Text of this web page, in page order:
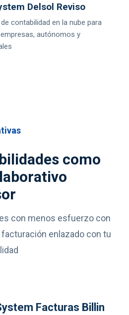
Delsol Reviso
contabilidad en la nube para
autónomos y
como
con menos esfuerzo con
enlazado con tu
Facturas Billin